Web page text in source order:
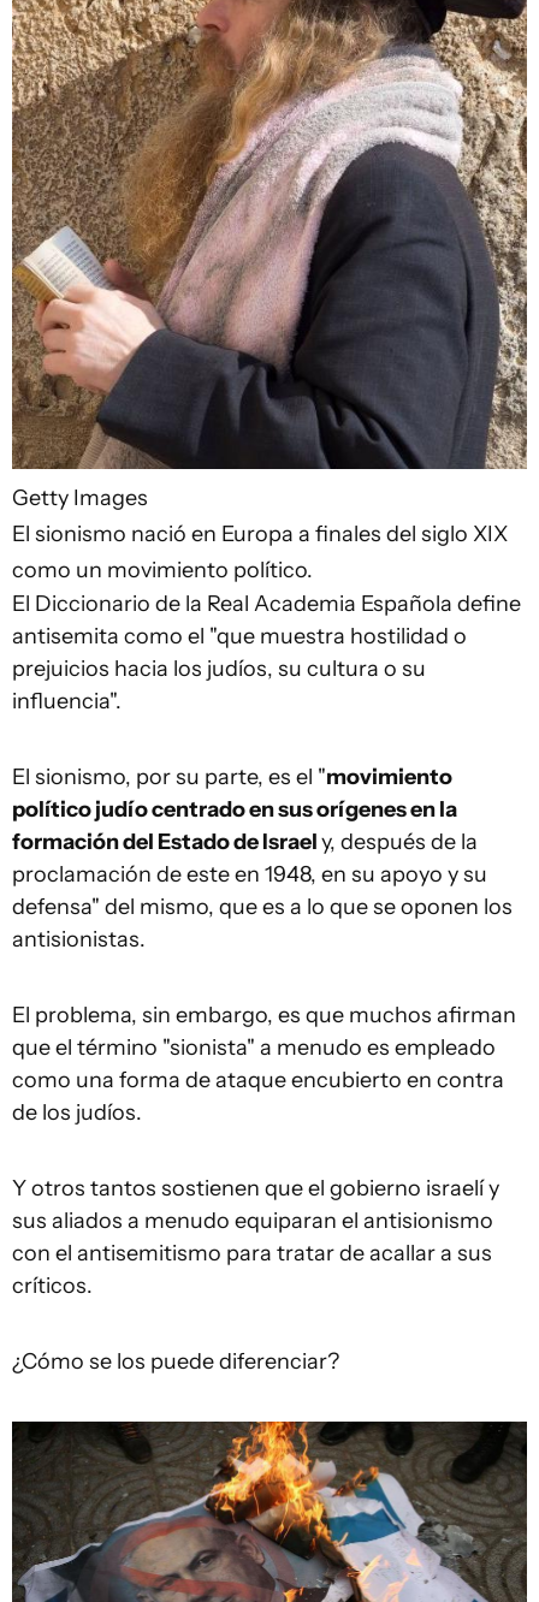
Getty Images
El sionismo nació en Europa a finales del siglo XIX
como un movimiento político.
El Diccionario de la Real Academia Española define
antisemita como el "que muestra hostilidad o
prejuicios hacia los judíos, su cultura o su
influencia".
El sionismo, por su parte, es el "movimiento
político judío centrado en sus orígenes en la
formación del Estado de Israely, después de la
proclamación de este en 1948, en su apoyo y su
defensa" del mismo, que es a lo que se oponen los
antisionistas.
El problema, sin embargo, es que muchos afirman
que el término "sionista" a menudo es empleado
como una forma de ataque encubierto en contra
de los judíos.
Y otros tantos sostienen que el gobierno israelí y
sus aliados a menudo equiparan el antisionismo
con el antisemitismo para tratar de acallar a sus
críticos.
¿Cómo se los puede diferenciar?